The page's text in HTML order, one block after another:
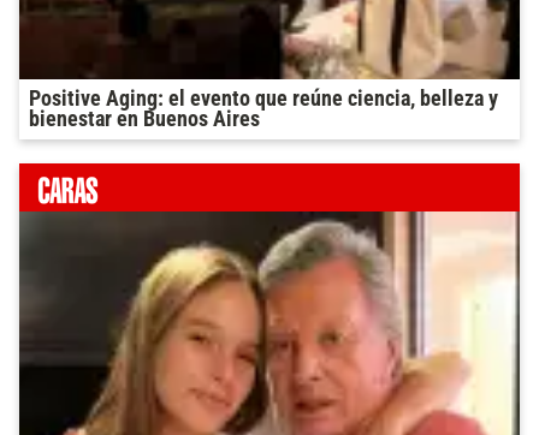
Positive Aging: el evento que reúne ciencia, belleza y
bienestar en Buenos Aires